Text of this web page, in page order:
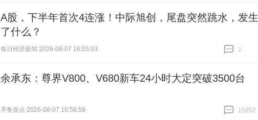
A股，下半年首次4连涨！中际旭创，尾盘突然跳水，发生
了什么？
每日经济新闻 2026-08-07 16:05:03
1
余承东：尊界V800、V680新车24小时大定突破3500台
齐鲁壹点 2026-08-07 10:56:59
15952